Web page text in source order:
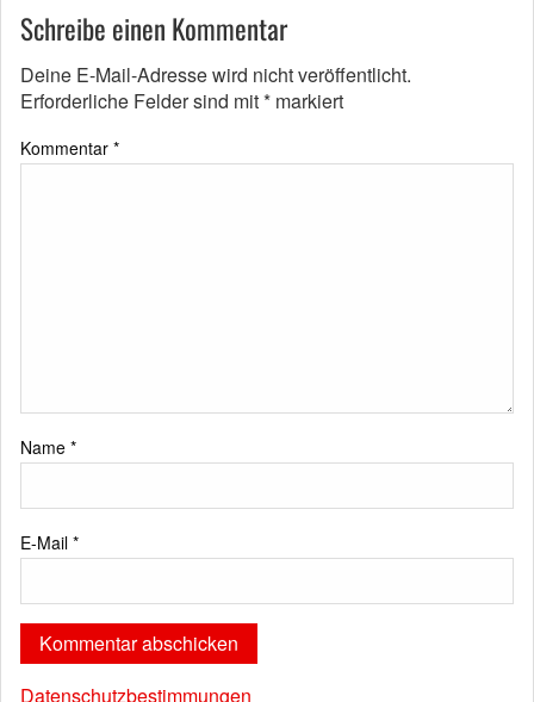
Schreibe einen Kommentar
Deine E-Mail-Adresse wird nicht veröffentlicht.
Erforderliche Felder sind mit* markiert
Kommentar *
Name *
E-Mail *
Datenschutzbestimmungen